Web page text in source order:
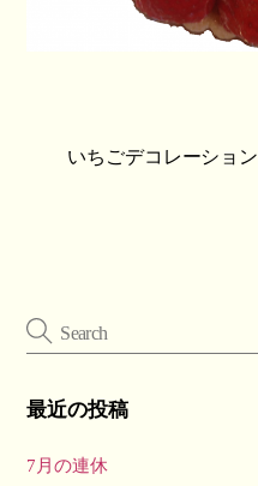
いちごデコレーション
最近の投稿
7月の連休